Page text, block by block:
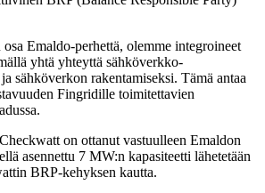
Emaldo-perhettä, olemme integroineet
yhtä yhteyttä sähköverkko-
sähköverkon rakentamiseksi. Tämä antaa
Fingridille toimitettavien
on ottanut vastuulleen Emaldon
asennettu 7 MW:n kapasiteetti lähetetään
BRP-kehyksen kautta.